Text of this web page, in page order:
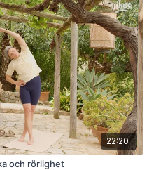
22:20
och rörlighet